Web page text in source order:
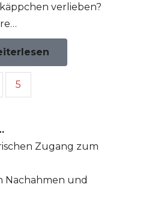
verlieben?
5
Zugang zum
Nachahmen und